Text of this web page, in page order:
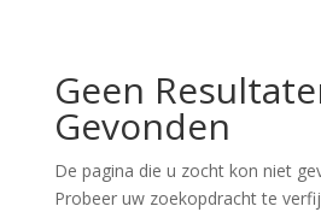
Geen
Gevonden
De pagina die u zocht kon niet
Probeer uw zoekopdracht te